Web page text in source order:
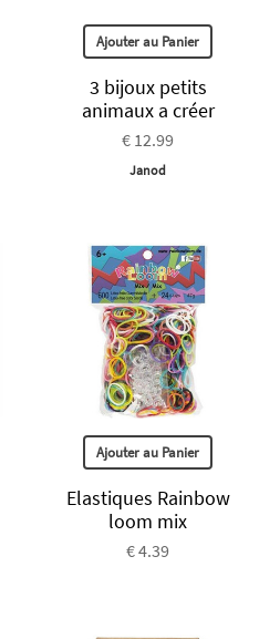
Ajouter au Panier
3 bijoux petits
animaux a créer
€ 12.99
Janod
Ajouter au Panier
Elastiques Rainbow
loom mix
€ 4.39